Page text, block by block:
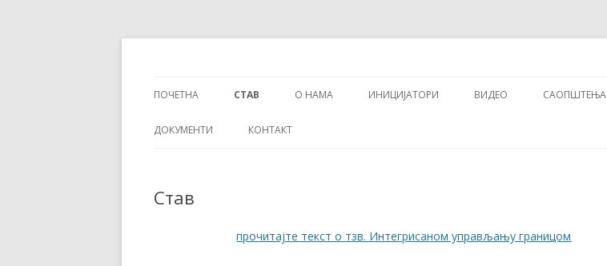
to
ПОЧЕТНА СТАВ О НАМА ИНИЦИЈАТОРИ ВИДЕО САОПШТЕЊА
ДОКУМЕНТИ КОНТАКТ
Став
прочитајте текст о тзв. Интегрисаном управљању границом